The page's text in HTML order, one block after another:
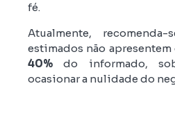
fé.
Atualmente,
estimados não
40%do informado,
ocasionar a nulidade do